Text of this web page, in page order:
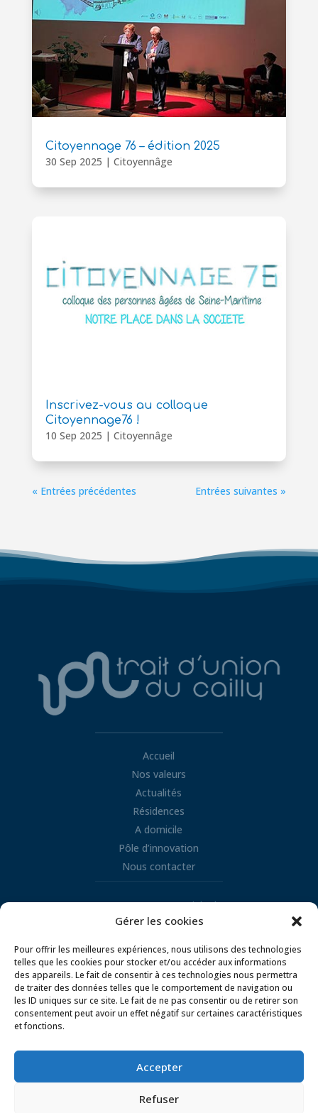
Gérer les cookies
Pour offrir les meilleures expériences, nous utilisons des technologies
telles que les cookies pour stocker et/ou accéder aux informations
des appareils. Le fait de consentir à ces technologies nous permettra
de traiter des données telles que le comportement de navigation ou
les ID uniques sur ce site. Le fait de ne pas consentir ou de retirer son
consentement peut avoir un effet négatif sur certaines caractéristiques
et fonctions.
Accepter
Refuser
Citoyennage 76 – édition 2025
30 Sep 2025 | Citoyennâge
Inscrivez-vous au colloque
Citoyennage76 !
10 Sep 2025 | Citoyennâge
« Entrées précédentes Entrées suivantes »
Accueil
Nos valeurs
Actualités
Résidences
A domicile
Pôle d’innovation
Nous contacter
Retrouvez nous sur LinkedIn

Mentions légales
Conditions d’utilisation
Politique de gestion des cookies
Politique de confidentialité